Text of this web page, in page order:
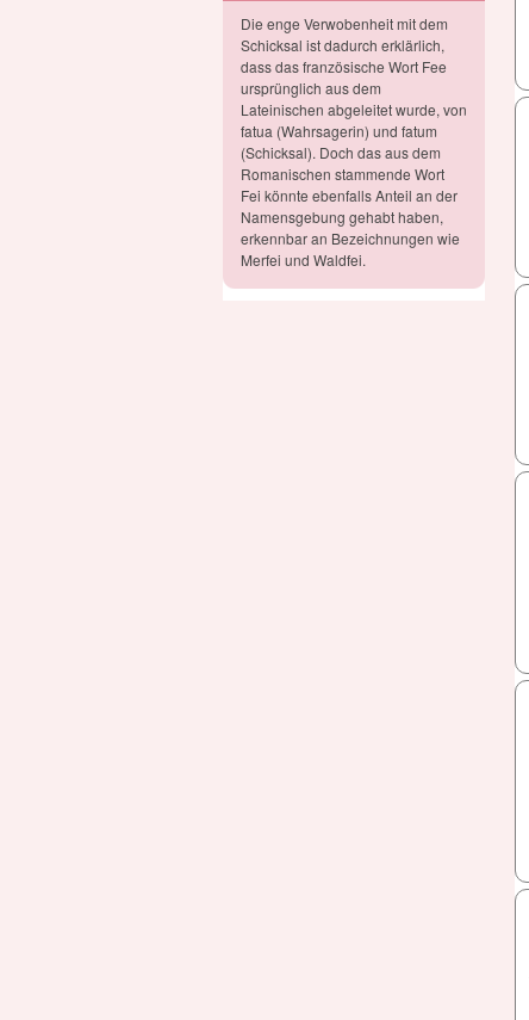
Die enge Verwobenheit mit dem
Schicksal ist dadurch erklärlich,
dass das französische Wort Fee
ursprünglich aus dem
Lateinischen abgeleitet wurde, von
fatua (Wahrsagerin) und fatum
(Schicksal). Doch das aus dem
Romanischen stammende Wort
Fei könnte ebenfalls Anteil an der
Namensgebung gehabt haben,
erkennbar an Bezeichnungen wie
Merfei und Waldfei.